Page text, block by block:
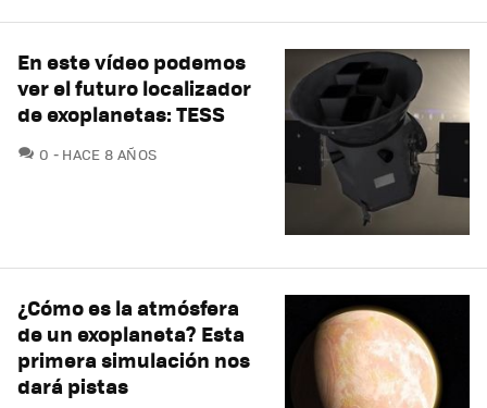
En este vídeo podemos
ver el futuro localizador
de exoplanetas: TESS
0 COMENTARIOS
HACE 8 AÑOS
¿Cómo es la atmósfera
de un exoplaneta? Esta
primera simulación nos
dará pistas